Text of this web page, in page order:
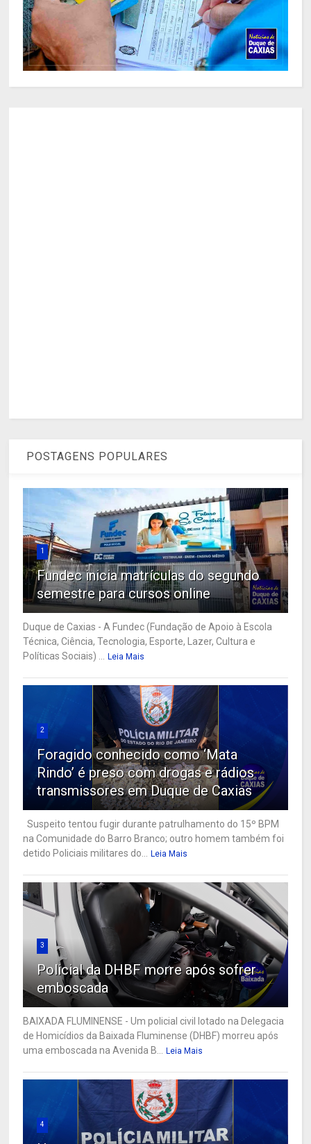
POSTAGENS POPULARES
1
Fundec inicia matrículas do segundo
semestre para cursos online
Duque de Caxias - A Fundec (Fundação de Apoio à Escola
Técnica, Ciência, Tecnologia, Esporte, Lazer, Cultura e
Políticas Sociais) ...
Leia Mais
2
Foragido conhecido como ‘Mata
Rindo’ é preso com drogas e rádios
transmissores em Duque de Caxias
Suspeito tentou fugir durante patrulhamento do 15º BPM
na Comunidade do Barro Branco; outro homem também foi
detido Policiais militares do...
Leia Mais
3
Policial da DHBF morre após sofrer
emboscada
BAIXADA FLUMINENSE - Um policial civil lotado na Delegacia
de Homicídios da Baixada Fluminense (DHBF) morreu após
uma emboscada na Avenida B...
Leia Mais
4